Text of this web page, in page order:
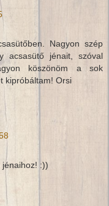
Nagyon szép
acsasütő jénait, szóval
köszönöm a sok
kipróbáltam! Orsi
:))